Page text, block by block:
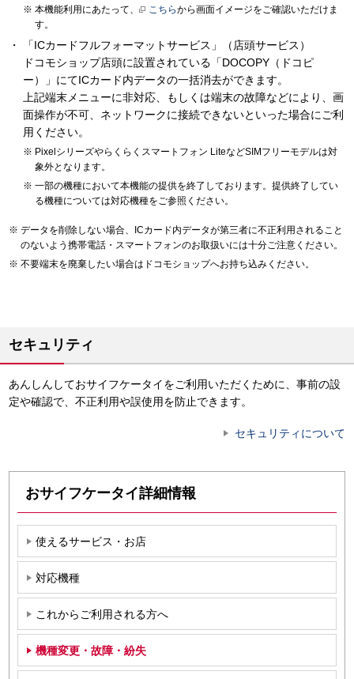
本機能利用にあたって、 こちらから画面イメージをご確認いただけま
す。
「ICカードフルフォーマットサービス」（店頭サービス）
ドコモショップ店頭に設置されている「DOCOPY（ドコピ
ー）」にてICカード内データの一括消去ができます。
上記端末メニューに非対応、もしくは端末の故障などにより、画
面操作が不可、ネットワークに接続できないといった場合にご利
用ください。
Pixelシリーズやらくらくスマートフォン LiteなどSIMフリーモデルは対
象外となります。
一部の機種において本機能の提供を終了しております。提供終了してい
る機種については対応機種をご参照ください。
データを削除しない場合、ICカード内データが第三者に不正利用されること
のないよう携帯電話・スマートフォンのお取扱いには十分ご注意ください。
不要端末を廃棄したい場合はドコモショップへお持ち込みください。
セキュリティ
あんしんしておサイフケータイをご利用いただくために、事前の設
定や確認で、不正利用や誤使用を防止できます。
セキュリティについて
おサイフケータイ詳細情報
使えるサービス・お店
対応機種
これからご利用される方へ
機種変更・故障・紛失